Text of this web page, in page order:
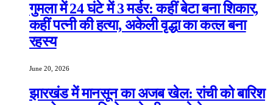
गुमला में 24 घंटे में 3 मर्डर: कहीं बेटा बना शिकार,
कहीं पत्नी की हत्या, अकेली वृद्धा का कत्ल बना
रहस्य
June 20, 2026
झारखंड में मानसून का अजब खेल: रांची को बारिश